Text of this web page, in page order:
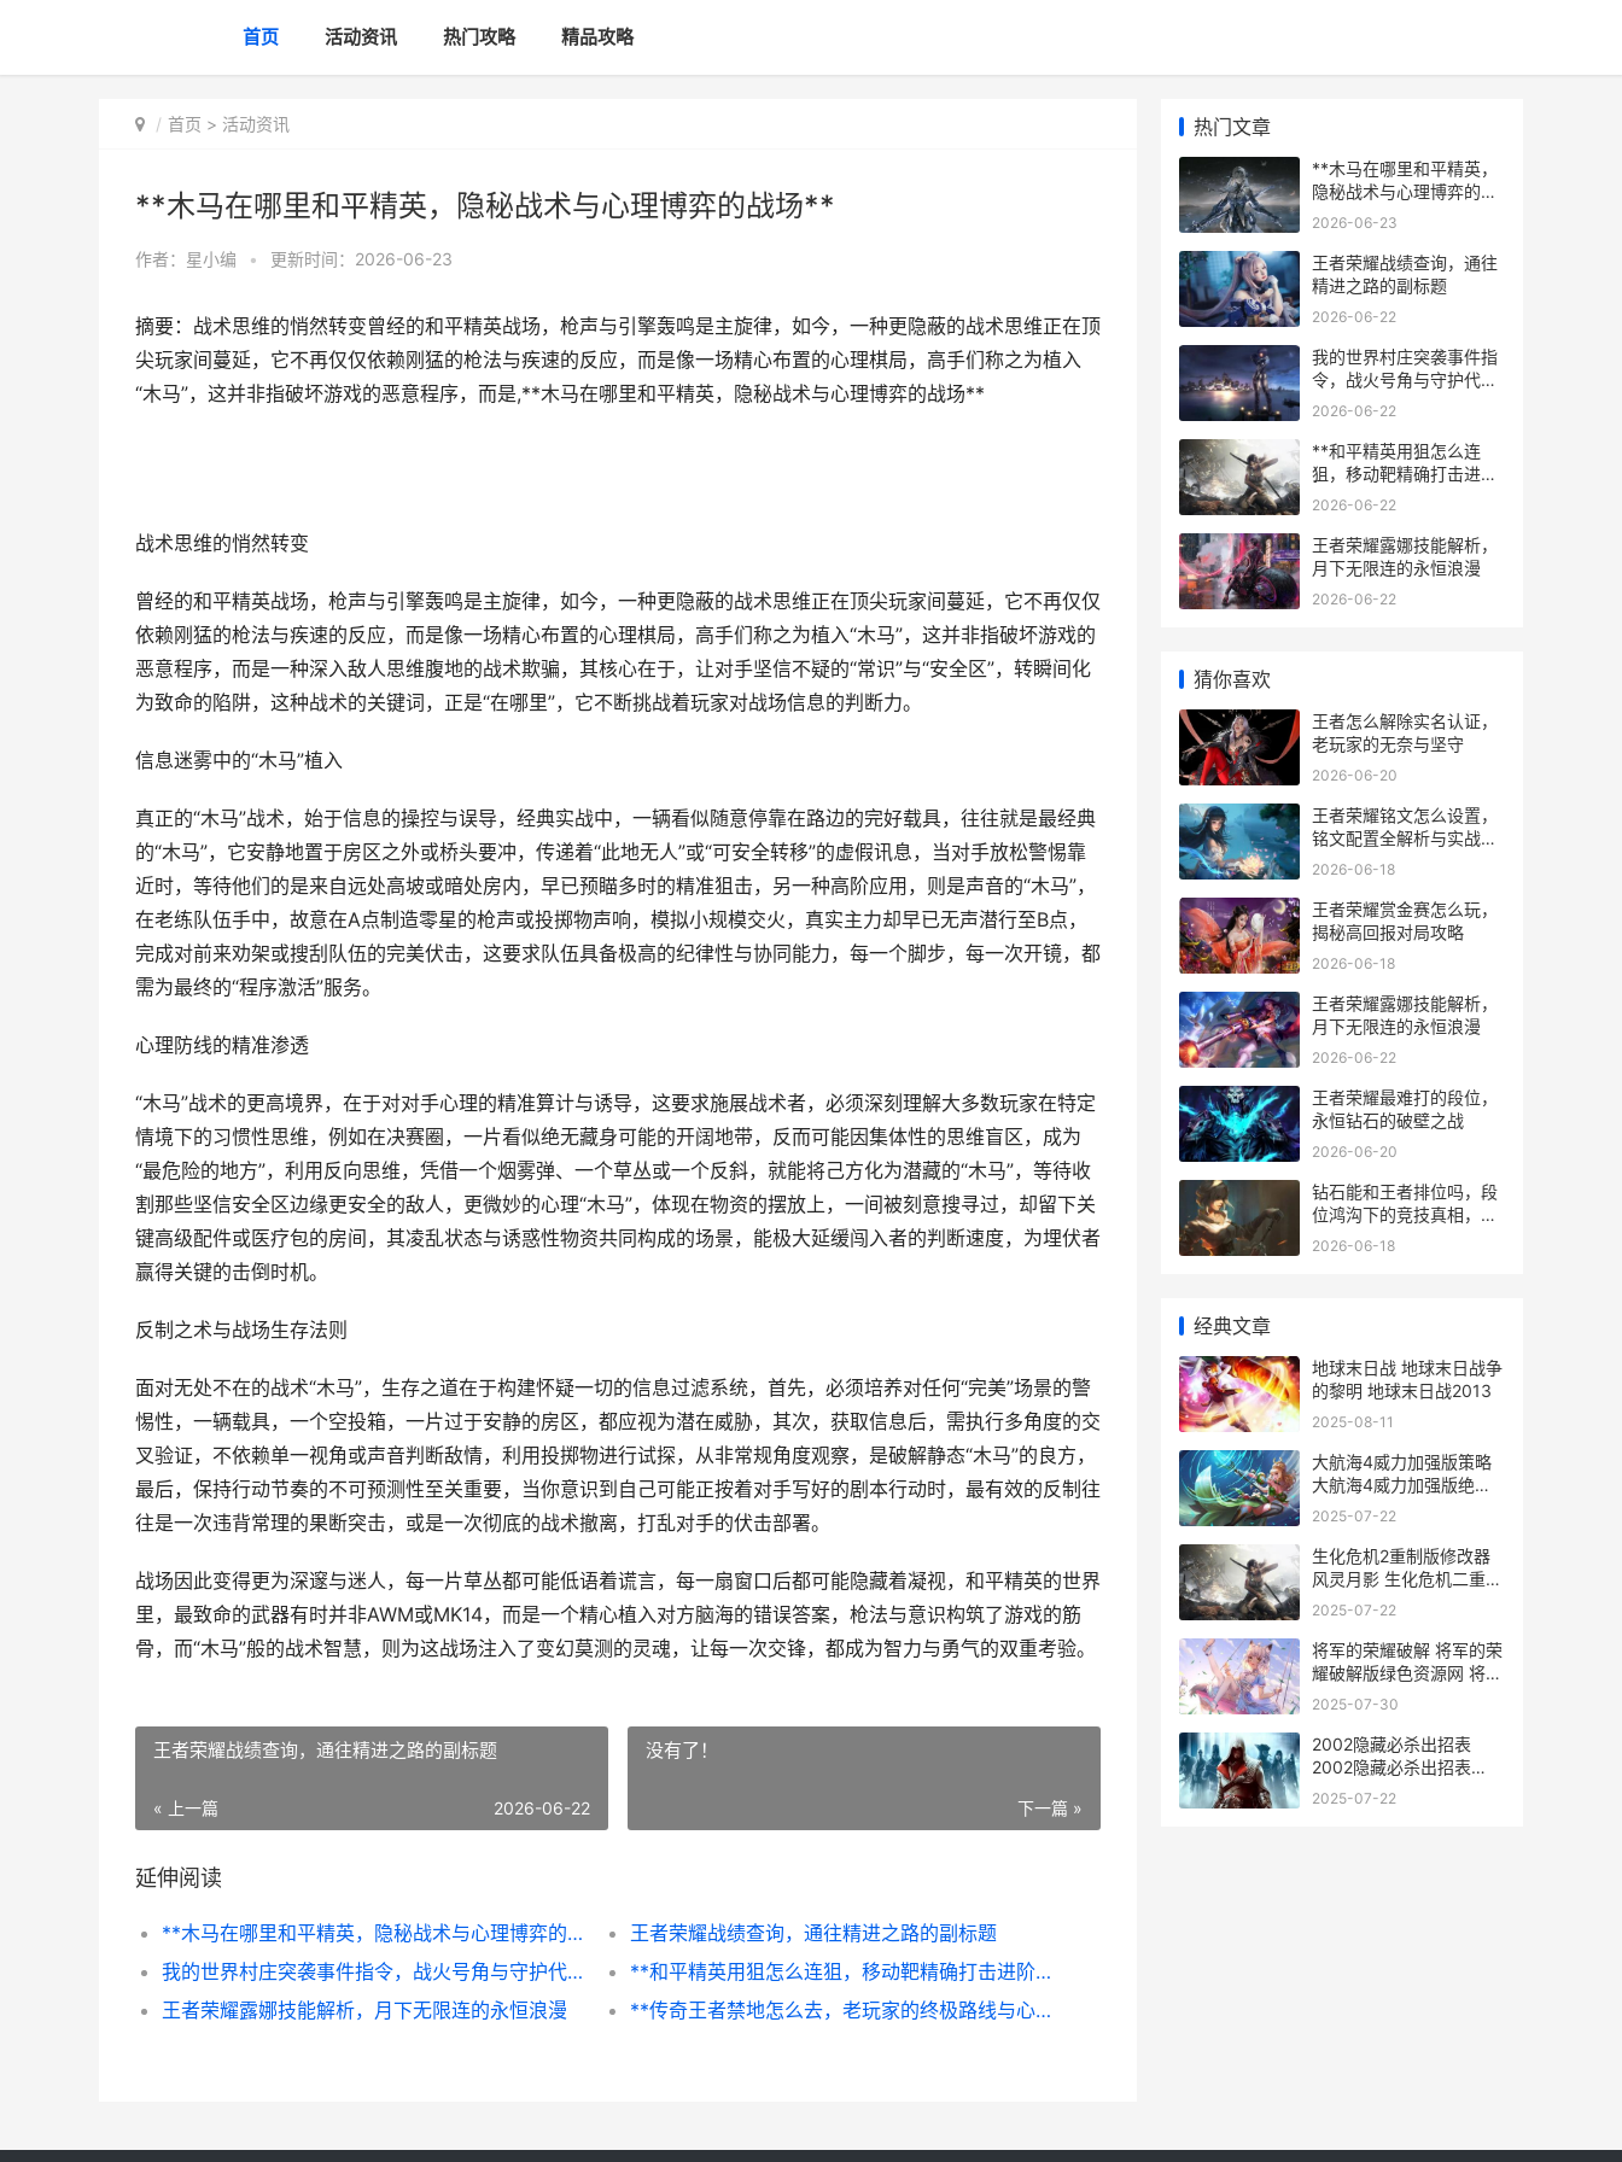
首页 活动资讯 热门攻略 精品攻略
首页 > 活动资讯
**木马在哪里和平精英，隐秘战术与心理博弈的战场**
作者： 星小编 • 更新时间：2026-06-23
摘要：战术思维的悄然转变曾经的和平精英战场，枪声与引擎轰鸣是主旋律，如今，一种更隐蔽的战术思维正在顶
尖玩家间蔓延，它不再仅仅依赖刚猛的枪法与疾速的反应，而是像一场精心布置的心理棋局，高手们称之为植入
“木马”，这并非指破坏游戏的恶意程序，而是,**木马在哪里和平精英，隐秘战术与心理博弈的战场**
战术思维的悄然转变
曾经的和平精英战场，枪声与引擎轰鸣是主旋律，如今，一种更隐蔽的战术思维正在顶尖玩家间蔓延，它不再仅仅
依赖刚猛的枪法与疾速的反应，而是像一场精心布置的心理棋局，高手们称之为植入“木马”，这并非指破坏游戏的
恶意程序，而是一种深入敌人思维腹地的战术欺骗，其核心在于，让对手坚信不疑的“常识”与“安全区”，转瞬间化
为致命的陷阱，这种战术的关键词，正是“在哪里”，它不断挑战着玩家对战场信息的判断力。
信息迷雾中的“木马”植入
真正的“木马”战术，始于信息的操控与误导，经典实战中，一辆看似随意停靠在路边的完好载具，往往就是最经典
的“木马”，它安静地置于房区之外或桥头要冲，传递着“此地无人”或“可安全转移”的虚假讯息，当对手放松警惕靠
近时，等待他们的是来自远处高坡或暗处房内，早已预瞄多时的精准狙击，另一种高阶应用，则是声音的“木马”，
在老练队伍手中，故意在A点制造零星的枪声或投掷物声响，模拟小规模交火，真实主力却早已无声潜行至B点，
完成对前来劝架或搜刮队伍的完美伏击，这要求队伍具备极高的纪律性与协同能力，每一个脚步，每一次开镜，都
需为最终的“程序激活”服务。
心理防线的精准渗透
“木马”战术的更高境界，在于对对手心理的精准算计与诱导，这要求施展战术者，必须深刻理解大多数玩家在特定
情境下的习惯性思维，例如在决赛圈，一片看似绝无藏身可能的开阔地带，反而可能因集体性的思维盲区，成为
“最危险的地方”，利用反向思维，凭借一个烟雾弹、一个草丛或一个反斜，就能将己方化为潜藏的“木马”，等待收
割那些坚信安全区边缘更安全的敌人，更微妙的心理“木马”，体现在物资的摆放上，一间被刻意搜寻过，却留下关
键高级配件或医疗包的房间，其凌乱状态与诱惑性物资共同构成的场景，能极大延缓闯入者的判断速度，为埋伏者
赢得关键的击倒时机。
反制之术与战场生存法则
面对无处不在的战术“木马”，生存之道在于构建怀疑一切的信息过滤系统，首先，必须培养对任何“完美”场景的警
惕性，一辆载具，一个空投箱，一片过于安静的房区，都应视为潜在威胁，其次，获取信息后，需执行多角度的交
叉验证，不依赖单一视角或声音判断敌情，利用投掷物进行试探，从非常规角度观察，是破解静态“木马”的良方，
最后，保持行动节奏的不可预测性至关重要，当你意识到自己可能正按着对手写好的剧本行动时，最有效的反制往
往是一次违背常理的果断突击，或是一次彻底的战术撤离，打乱对手的伏击部署。
战场因此变得更为深邃与迷人，每一片草丛都可能低语着谎言，每一扇窗口后都可能隐藏着凝视，和平精英的世界
里，最致命的武器有时并非AWM或MK14，而是一个精心植入对方脑海的错误答案，枪法与意识构筑了游戏的筋
骨，而“木马”般的战术智慧，则为这战场注入了变幻莫测的灵魂，让每一次交锋，都成为智力与勇气的双重考验。
王者荣耀战绩查询，通往精进之路的副标题
« 上一篇 2026-06-22
没有了！
下一篇 »
延伸阅读
**木马在哪里和平精英，隐秘战术与心理博弈的战场**
王者荣耀战绩查询，通往精进之路的副标题
我的世界村庄突袭事件指令，战火号角与守护代码，村庄突袭的指令奥秘与实战策略
**和平精英用狙怎么连狙，移动靶精确打击进阶指南副标题**
王者荣耀露娜技能解析，月下无限连的永恒浪漫
**传奇王者禁地怎么去，老玩家的终极路线与心得分享**
热门文章
**木马在哪里和平精英，
隐秘战术与心理博弈的战
场**
2026-06-23
王者荣耀战绩查询，通往
精进之路的副标题
2026-06-22
我的世界村庄突袭事件指
令，战火号角与守护代
码，村庄突袭的指令奥秘
2026-06-22
**和平精英用狙怎么连
狙，移动靶精确打击进阶
指南副标题**
2026-06-22
王者荣耀露娜技能解析，
月下无限连的永恒浪漫
2026-06-22
猜你喜欢
王者怎么解除实名认证，
老玩家的无奈与坚守
2026-06-20
王者荣耀铭文怎么设置，
铭文配置全解析与实战策
略
2026-06-18
王者荣耀赏金赛怎么玩，
揭秘高回报对局攻略
2026-06-18
王者荣耀露娜技能解析，
月下无限连的永恒浪漫
2026-06-22
王者荣耀最难打的段位，
永恒钻石的破壁之战
2026-06-20
钻石能和王者排位吗，段
位鸿沟下的竞技真相，副
标题，双区玩家的实战与
2026-06-18
经典文章
地球末日战 地球末日战争
的黎明 地球末日战2013
2025-08-11
大航海4威力加强版策略
大航海4威力加强版绝顶
的船 大航海4威力加强版
2025-07-22
生化危机2重制版修改器
风灵月影 生化危机二重制
版修改器 生化危机2重制
2025-07-22
将军的荣耀破解 将军的荣
耀破解版绿色资源网 将军
的荣耀20.03.09破解
2025-07-30
2002隐藏必杀出招表
2002隐藏必杀出招表
k9999 2002king隐藏必
2025-07-22